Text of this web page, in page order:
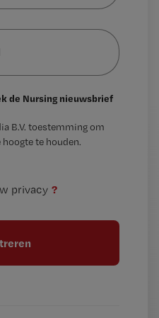
de Nursing nieuwsbrief
B.V. toestemming om
te houden.
privacy ?